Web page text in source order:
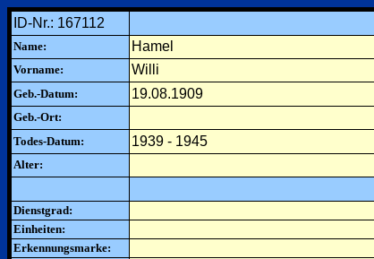
ID-Nr.: 167112
Name: Hamel
Vorname:
Willi
Geb.-Datum:
19.08.1909
Geb.-Ort:
Todes-Datum: 1939 - 1945
Alter:
Dienstgrad:
Einheiten:
Erkennungsmarke: